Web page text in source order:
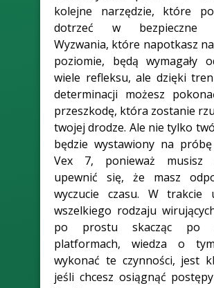
kolejne narzędzie, które
dotrzeć w bezpieczne
Wyzwania, które napotkasz
poziomie, będą wymagały
wiele refleksu, ale dzięki
determinacji możesz
przeszkodę, która zostanie
twojej drodze. Ale nie tylko
będzie wystawiony na
Vex 7, ponieważ musisz
upewnić się, że masz
wyczucie czasu. W trakcie
wszelkiego rodzaju
po prostu skacząc po
platformach, wiedza o
wykonać te czynności, jest
jeśli chcesz osiągnąć